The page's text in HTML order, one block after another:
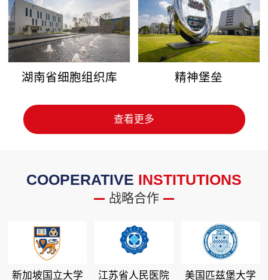
湖南省细胞组织库 精神堡垒
查看更多
COOPERATIVE INSTITUTIONS
战略合作
新加坡国立大学 江苏省人民医院 美国匹兹堡大学